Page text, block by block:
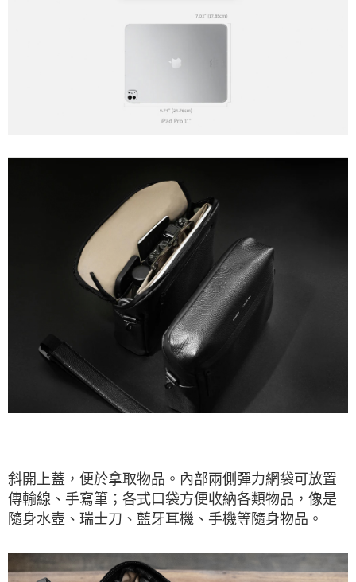
斜開上蓋，便於拿取物品。內部兩側彈力網袋可放置
傳輸線、手寫筆；各式口袋方便收納各類物品，像是
隨身水壺、瑞士刀、藍牙耳機、手機等隨身物品。